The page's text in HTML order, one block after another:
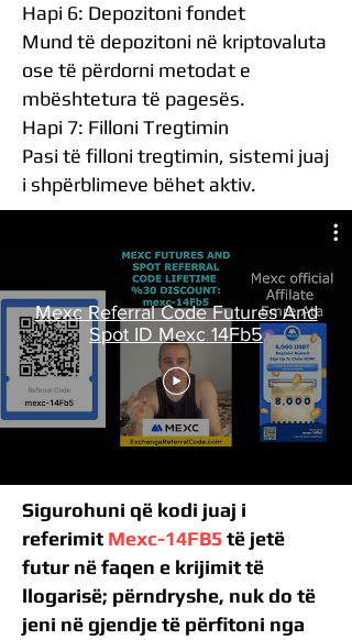
Hapi 6: Depozitoni fondet
Mund të depozitoni në kriptovaluta
ose të përdorni metodat e
mbështetura të pagesës.
Hapi 7: Filloni Tregtimin
Pasi të filloni tregtimin, sistemi juaj
i shpërblimeve bëhet aktiv.
Mexc Referral Code Futures And
Spot ID Mexc 14Fb5
Sigurohuni që kodi juaj i
referimit Mexc-14FB5 të jetë
futur në faqen e krijimit të
llogarisë; përndryshe, nuk do të
jeni në gjendje të përfitoni nga